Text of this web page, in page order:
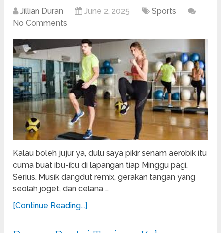
Jillian Duran June 2, 2025
Sports
No Comments
Kalau boleh jujur ya, dulu saya pikir senam aerobik itu
cuma buat ibu-ibu di lapangan tiap Minggu pagi.
Serius. Musik dangdut remix, gerakan tangan yang
seolah joget, dan celana …
[Continue Reading...]